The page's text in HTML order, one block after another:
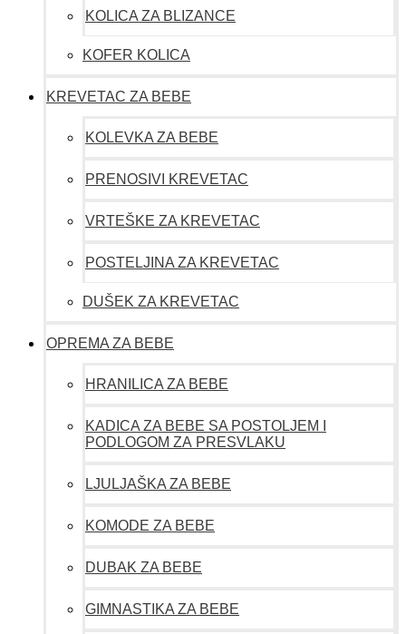
KOLICA ZA BLIZANCE
KOFER KOLICA
KREVETAC ZA BEBE
KOLEVKA ZA BEBE
PRENOSIVI KREVETAC
VRTEŠKE ZA KREVETAC
POSTELJINA ZA KREVETAC
DUŠEK ZA KREVETAC
OPREMA ZA BEBE
HRANILICA ZA BEBE
KADICA ZA BEBE SA POSTOLJEM I
PODLOGOM ZA PRESVLAKU
LJULJAŠKA ZA BEBE
KOMODE ZA BEBE
DUBAK ZA BEBE
GIMNASTIKA ZA BEBE